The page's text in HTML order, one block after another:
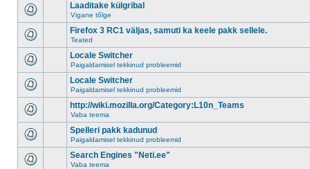
Laaditake külgribal
Vigane tõlge
Firefox 3 RC1 väljas, samuti ka keele pakk sellele.
Teated
Locale Switcher
Paigaldamisel tekkinud probleemid
Locale Switcher
Paigaldamisel tekkinud probleemid
http://wiki.mozilla.org/Category:L10n_Teams
Vaba teema
Spelleri pakk kadunud
Paigaldamisel tekkinud probleemid
Search Engines "Neti.ee"
Vaba teema